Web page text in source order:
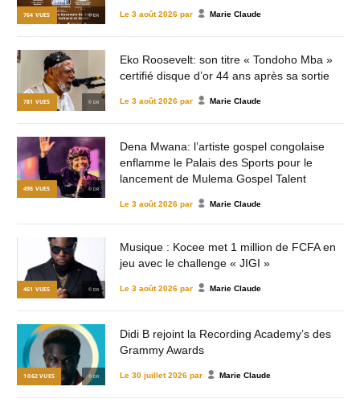
764 VUES © DR Le 3 août 2026 par Marie Claude
781 VUES © DR
Eko Roosevelt: son titre « Tondoho Mba »
certifié disque d’or 44 ans après sa sortie
Le 3 août 2026 par Marie Claude
498 VUES © DR
Dena Mwana: l’artiste gospel congolaise
enflamme le Palais des Sports pour le
lancement de Mulema Gospel Talent
Le 3 août 2026 par Marie Claude
461 VUES © DR
Musique : Kocee met 1 million de FCFA en
jeu avec le challenge « JIGI »
Le 3 août 2026 par Marie Claude
1 062 VUES © DR
Didi B rejoint la Recording Academy’s des
Grammy Awards
Le 30 juillet 2026 par Marie Claude